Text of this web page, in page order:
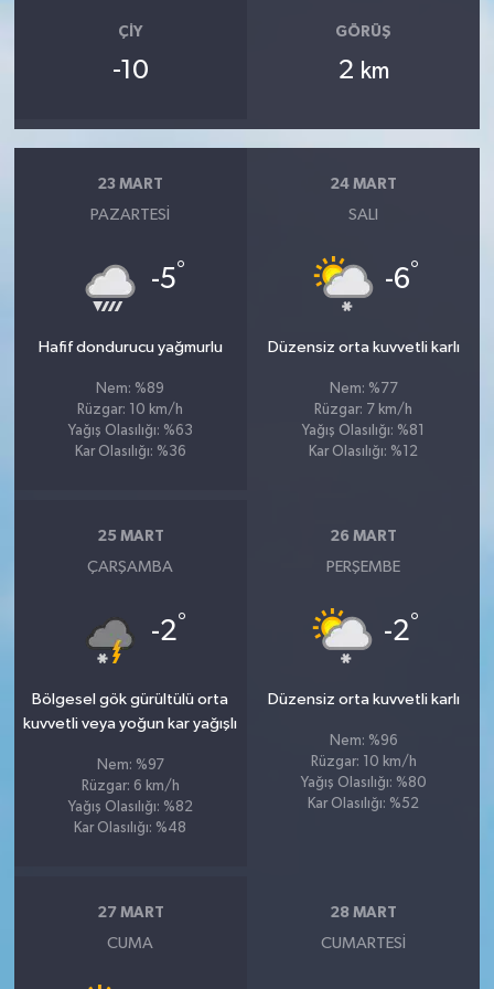
ÇIY
-10
GÖRÜŞ
2 km
23 MART
PAZARTESI
-5°
Hafif dondurucu yağmurlu
Nem: %89
Rüzgar: 10 km/h
Yağış Olasılığı: %63
Kar Olasılığı: %36
24 MART
SALI
-6°
Düzensiz orta kuvvetli karlı
Nem: %77
Rüzgar: 7 km/h
Yağış Olasılığı: %81
Kar Olasılığı: %12
25 MART
ÇARŞAMBA
-2°
Bölgesel gök gürültülü orta
kuvvetli veya yoğun kar yağışlı
Nem: %97
Rüzgar: 6 km/h
Yağış Olasılığı: %82
Kar Olasılığı: %48
26 MART
PERŞEMBE
-2°
Düzensiz orta kuvvetli karlı
Nem: %96
Rüzgar: 10 km/h
Yağış Olasılığı: %80
Kar Olasılığı: %52
27 MART
CUMA
28 MART
CUMARTESI